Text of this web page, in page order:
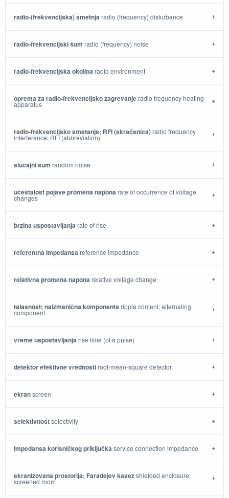
radio-(frekvencijska) smetnjaradio (frequency) disturbance
radio-frekvencijski šum radio (frequency) noise
radio-frekvencijska okolinaradio environment
oprema za radio-frekvencijsko zagrevanjeradio frequency heating
apparatus
radio-frekvencijsko smetanje; RFI (skraćenica)radio frequency
interference; RFI (abbreviation)
slučajni šum random noise
učestalost pojave promena naponarate of occurrence of voltage
changes
brzina uspostavljanjarate of rise
referentna impedansareference impedance
relativna promena naponarelative voltage change
talasnost; naizmenična komponentaripple content; alternating
component
vreme uspostavljanjarise time (of a pulse)
detektor efektivne vrednostiroot-mean-square detector
ekranscreen
selektivnostselectivity
impedansa korisničkog priključkaservice connection impedance
ekranizovana prostorija; Faradejev kavezshielded enclosure;
screened room